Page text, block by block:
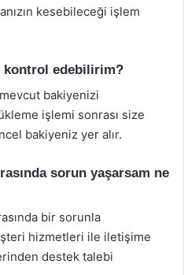
kesebileceği işlem
kontrol edebilirim?
bakiyenizi
işlemi sonrası size
bakiyeniz yer alır.
sorun yaşarsam ne
bir sorunla
hizmetleri ile iletişime
destek talebi